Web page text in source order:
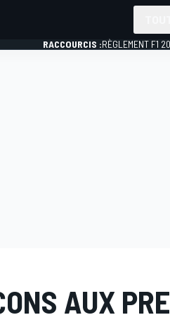
RACCOURCIS :RÈGLEMENT F1
AUX